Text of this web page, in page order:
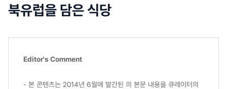
북유럽을 담은 식당
Editor's Comment
- 본 콘텐츠는 2014년 6월에 발간된 의 본문 내용을 큐레이터의